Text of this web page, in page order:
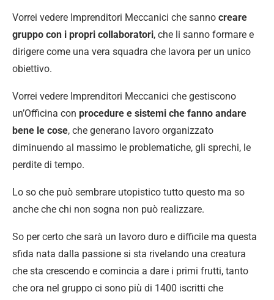
Vorrei vedere Imprenditori Meccanici che sanno creare
gruppo con i propri collaboratori, che li sanno formare e
dirigere come una vera squadra che lavora per un unico
obiettivo.
Vorrei vedere Imprenditori Meccanici che gestiscono
un’Officina con procedure e sistemi che fanno andare
bene le cose, che generano lavoro organizzato
diminuendo al massimo le problematiche, gli sprechi, le
perdite di tempo.
Lo so che può sembrare utopistico tutto questo ma so
anche che chi non sogna non può realizzare.
So per certo che sarà un lavoro duro e difficile ma questa
sfida nata dalla passione si sta rivelando una creatura
che sta crescendo e comincia a dare i primi frutti, tanto
che ora nel gruppo ci sono più di 1400 iscritti che